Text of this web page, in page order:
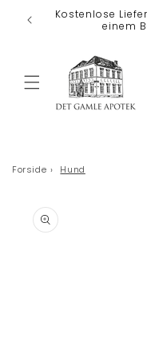
Direkt zum
Inhalt
Kostenlose
einem
Forside › Hund